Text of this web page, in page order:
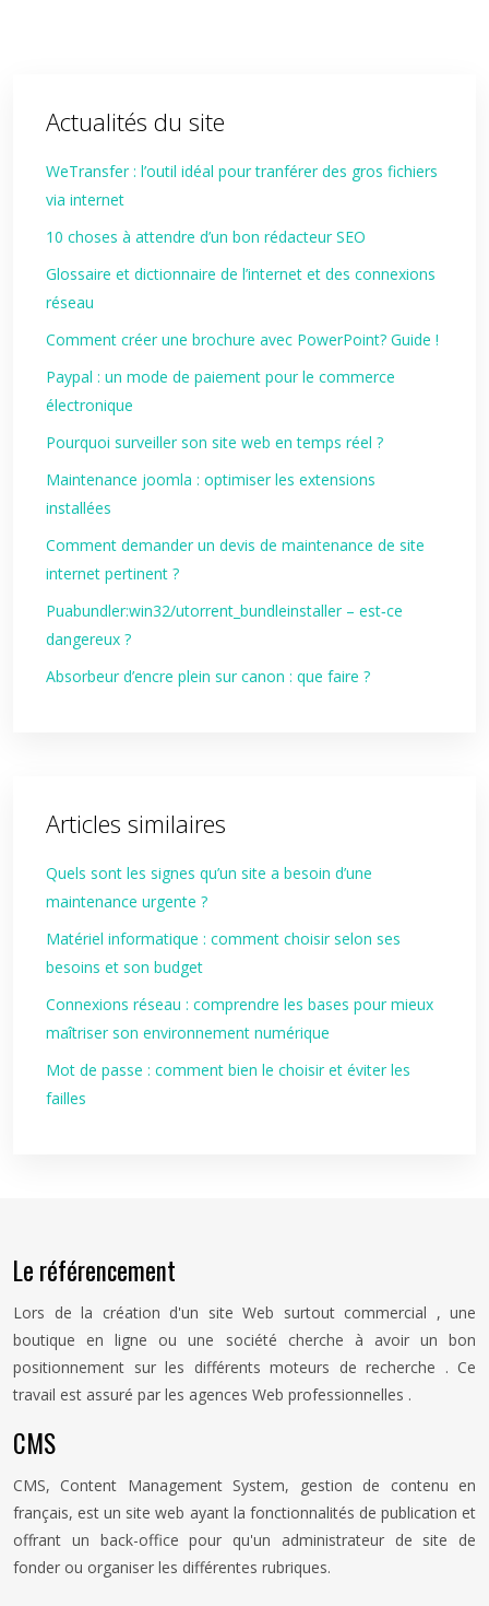
Actualités du site
WeTransfer : l’outil idéal pour tranférer des gros fichiers
via internet
10 choses à attendre d’un bon rédacteur SEO
Glossaire et dictionnaire de l’internet et des connexions
réseau
Comment créer une brochure avec PowerPoint? Guide !
Paypal : un mode de paiement pour le commerce
électronique
Pourquoi surveiller son site web en temps réel ?
Maintenance joomla : optimiser les extensions
installées
Comment demander un devis de maintenance de site
internet pertinent ?
Puabundler:win32/utorrent_bundleinstaller – est‑ce
dangereux ?
Absorbeur d’encre plein sur canon : que faire ?
Articles similaires
Quels sont les signes qu’un site a besoin d’une
maintenance urgente ?
Matériel informatique : comment choisir selon ses
besoins et son budget
Connexions réseau : comprendre les bases pour mieux
maîtriser son environnement numérique
Mot de passe : comment bien le choisir et éviter les
failles
Le référencement
Lors de la création d'un site Web surtout commercial , une
boutique en ligne ou une société cherche à avoir un bon
positionnement sur les différents moteurs de recherche . Ce
travail est assuré par les agences Web professionnelles .
CMS
CMS, Content Management System, gestion de contenu en
français, est un site web ayant la fonctionnalités de publication et
offrant un back-office pour qu'un administrateur de site de
fonder ou organiser les différentes rubriques.